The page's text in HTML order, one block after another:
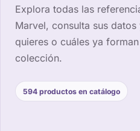
Explora todas las
Marvel, consulta sus
quieres o cuáles ya
colección.
594 productos en catálogo